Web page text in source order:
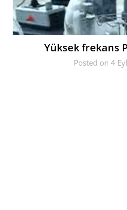
Yüksek frekans
Posted on 4